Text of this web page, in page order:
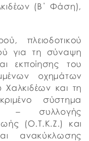
(Β΄ Φάση),
πλειοδοτικού
για τη σύναψη
εκποίησης του
οχημάτων
και τη
σύστημα
– συλλογής
(Ο.Τ.Κ.Ζ.) και
ανακύκλωσης